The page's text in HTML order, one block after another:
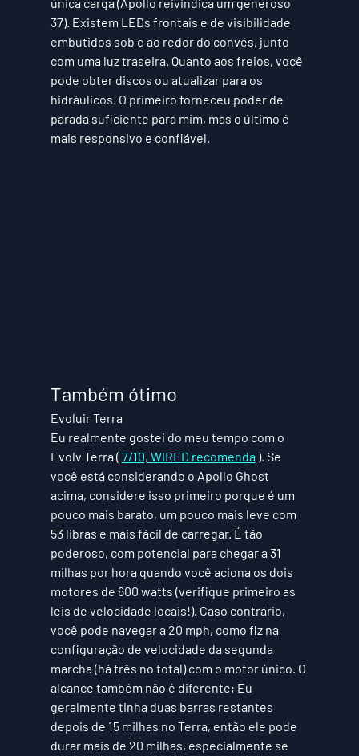
37). Existem LEDs frontais e de visibilidade
embutidos sob e ao redor do convés, junto
com uma luz traseira. Quanto aos freios, você
pode obter discos ou atualizar para os
hidráulicos. O primeiro forneceu poder de
parada suficiente para mim, mas o último é
mais responsivo e confiável.
Também ótimo
Evoluir Terra
Eu realmente gostei do meu tempo com o
Evolv Terra ( 7/10, WIRED recomenda ). Se
você está considerando o Apollo Ghost
acima, considere isso primeiro porque é um
pouco mais barato, um pouco mais leve com
53 libras e mais fácil de carregar. É tão
poderoso, com potencial para chegar a 31
milhas por hora quando você aciona os dois
motores de 600 watts (verifique primeiro as
leis de velocidade locais!). Caso contrário,
você pode navegar a 20 mph, como fiz na
configuração de velocidade da segunda
marcha (há três no total) com o motor único. O
alcance também não é diferente; Eu
geralmente tinha duas barras restantes
depois de 15 milhas no Terra, então ele pode
durar mais de 20 milhas, especialmente se